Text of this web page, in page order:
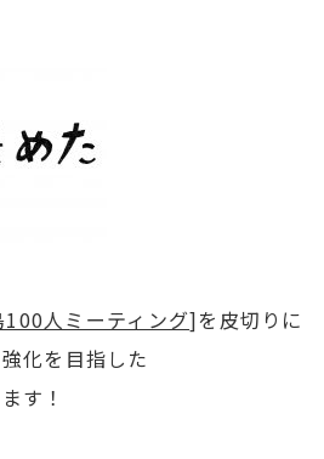
人ミーティング]を皮切りに
化を目指した
す！